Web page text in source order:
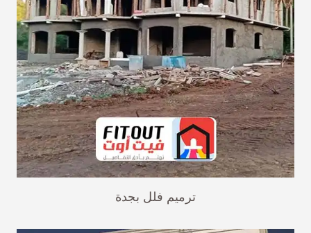
ترميم فلل بجدة